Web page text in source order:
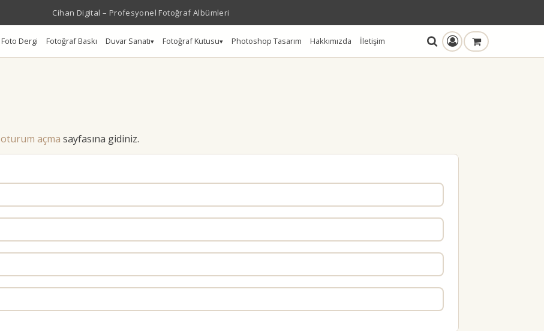
Cihan Digital – Profesyonel Fotoğraf Albümleri
Foto Dergi Fotoğraf Baskı Duvar Sanatı Fotoğraf Kutusu Photoshop Tasarım Hakkımızda İletişim
oturum açma sayfasına gidiniz.